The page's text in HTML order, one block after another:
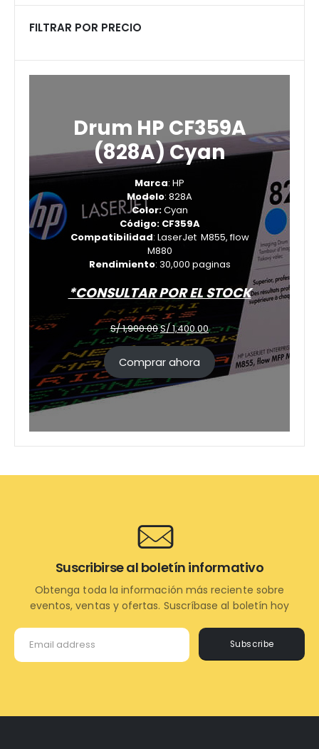
FILTRAR POR PRECIO
Drum HP CF359A
(828A) Cyan
Marca: HP
Modelo: 828A
Color:Cyan
Código: CF359A
Compatibilidad: LaserJet M855, flow
M880
Rendimiento: 30,000 paginas
*CONSULTAR POR EL STOCK
S/1,900.00El
precio
original
era:
S/ 1,900.00.
S/1,400.00El
precio
actual
es:
S/ 1,400.00.
Comprar ahora
Subscribe
Suscribirse al boletín informativo
Obtenga toda la información más reciente sobre
eventos, ventas y ofertas. Suscríbase al boletín hoy